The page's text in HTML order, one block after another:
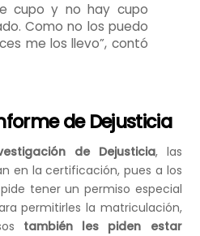
cupo y no hay cupo
Como no los puedo
me los llevo”, contó
de Dejusticia
de Dejusticia, las
en la certificación, pues a los
tener un permiso especial
permitirles la matriculación,
también les piden estar